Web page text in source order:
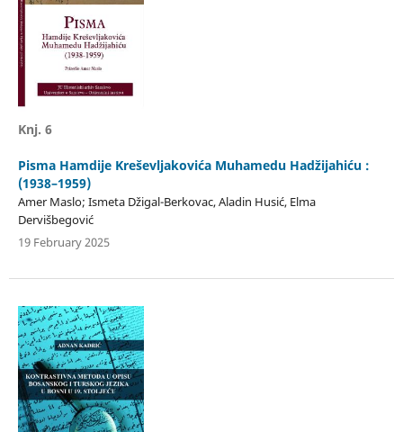
Knj. 6
Pisma Hamdije Kreševljakovića Muhamedu Hadžijahiću :
(1938–1959)
Amer Maslo; Ismeta Džigal-Berkovac, Aladin Husić, Elma
Dervišbegović
19 February 2025